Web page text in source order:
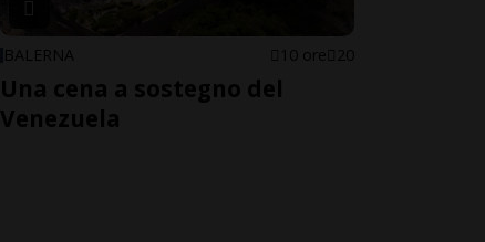
BALERNA 10 ore 20
Una cena a sostegno del
Venezuela